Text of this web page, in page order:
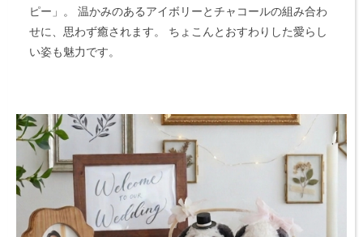
ピー」。
温かみのあるアイボリーとチャコールの組み合わ
せに、思わず癒されます。
ちょこんとおすわりした愛らし
い姿も魅力です。